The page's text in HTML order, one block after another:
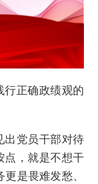
正确政绩观的
出党员干部对待
点，就是不想干
是畏难发愁、